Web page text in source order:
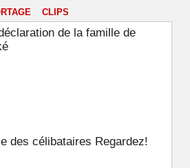
CLIPS
de la famille de
des célibataires Regardez!